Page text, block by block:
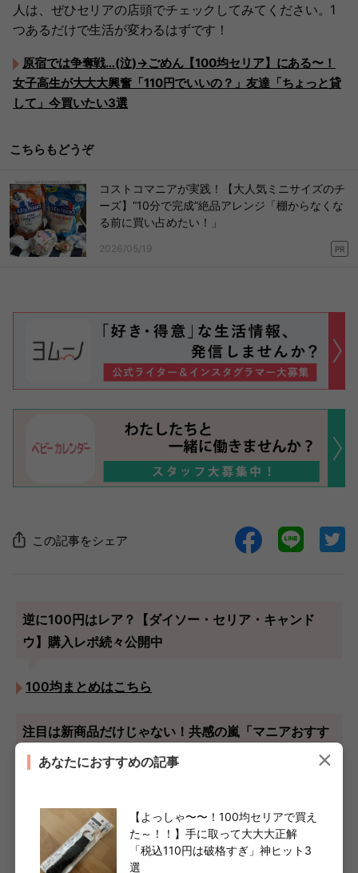
人は、ぜひセリアの店頭でチェックしてみてください。1
つあるだけで生活が変わるはずです！
原宿では争奪戦…(泣)→ごめん【100均セリア】にある〜！
女子高生が大大大興奮「110円でいいの？」友達「ちょっと貸
して」今買いたい3選
こちらもどうぞ
コストコマニアが実践！【大人気ミニサイズのチ
ーズ】“10分で完成”絶品アレンジ「棚からなくな
る前に買い占めたい！」
2026/05/19 PR
この記事をシェア
逆に100円はレア？【ダイソー・セリア・キャンド
ウ】購入レポ続々公開中
100均まとめはこちら
注目は新商品だけじゃない！共感の嵐「マニアおすす
め」をチェック
この記事を書いた人
あなたにおすすめの記事
【よっしゃ〜〜！100均セリアで買え
た～！！】手に取って大大大正解
「税込110円は破格すぎ」神ヒット3
選